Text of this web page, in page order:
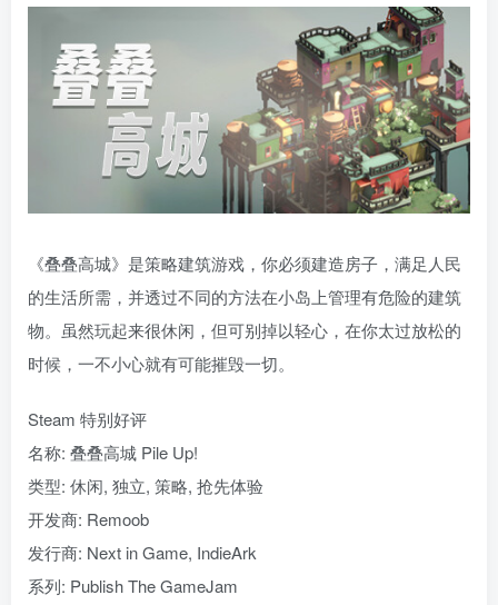
《叠叠高城》是策略建筑游戏，你必须建造房子，满足人民
的生活所需，并透过不同的方法在小岛上管理有危险的建筑
物。虽然玩起来很休闲，但可别掉以轻心，在你太过放松的
时候，一不小心就有可能摧毁一切。
Steam 特别好评
名称: 叠叠高城 Pile Up!
类型: 休闲, 独立, 策略, 抢先体验
开发商: Remoob
发行商: Next in Game, IndieArk
系列: Publish The GameJam